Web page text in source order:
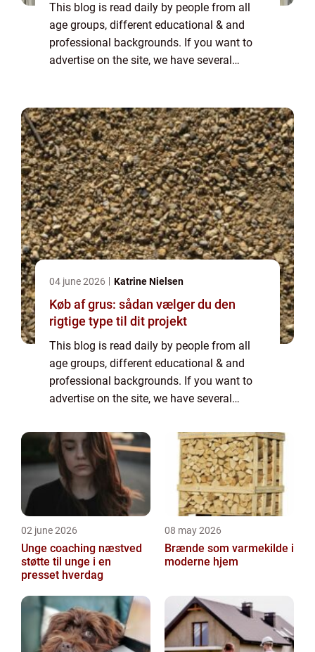
This blog is read daily by people from all
age groups, different educational & and
professional backgrounds. If you want to
advertise on the site, we have several
04 june 2026 Katrine Nielsen
Køb af grus: sådan vælger du den
rigtige type til dit projekt
This blog is read daily by people from all
age groups, different educational & and
professional backgrounds. If you want to
advertise on the site, we have several
the possibilities. If you would like to...
02 june 2026
Unge coaching næstved
støtte til unge i en
presset hverdag
08 may 2026
Brænde som varmekilde i
moderne hjem